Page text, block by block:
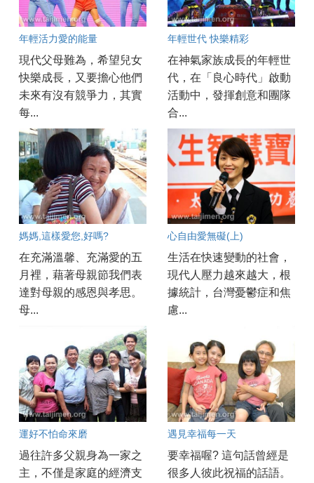
年輕活力愛的能量
現代父母難為，希望兒女
快樂成長，又要擔心他們
未來有沒有競爭力，其實
每...
年輕世代 快樂精彩
在神氣家族成長的年輕世
代，在「良心時代」啟動
活動中，發揮創意和團隊
合...
媽媽,這樣愛您,好嗎?
在充滿溫馨、充滿愛的五
月裡，藉著母親節我們表
達對母親的感恩與孝思。
母...
心自由愛無礙(上)
生活在快速變動的社會，
現代人壓力越來越大，根
據統計，台灣憂鬱症和焦
慮...
運好不怕命來磨
過往許多父親身為一家之
主，不僅是家庭的經濟支
遇見幸福每一天
要幸福喔? 這句話曾經是
很多人彼此祝福的話語。